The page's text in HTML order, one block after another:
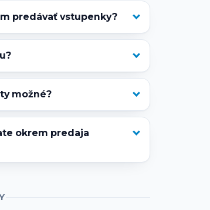
predávať vstupenky?
možné?
okrem predaja